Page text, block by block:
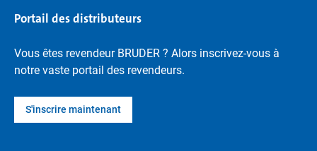
Portail des distributeurs
Vous êtes revendeur BRUDER ? Alors inscrivez-vous à
notre vaste portail des revendeurs.
S'inscrire maintenant